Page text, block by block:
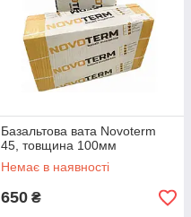
Базальтова вата Novoterm
45, товщина 100мм
Немає в наявності
650 ₴